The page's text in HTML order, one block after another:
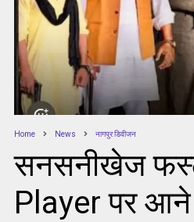
Home News नागपुर डिवीजन
सनसनीखेज
Player पर आने